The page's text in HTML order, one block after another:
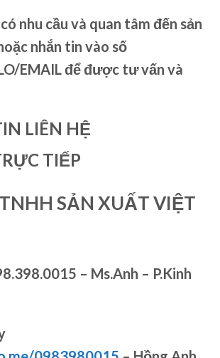
nhu cầu và quan tâm đến sản
nhắn tin vào số
EMAIL để được tư vấn và
LIÊN HỆ
TIẾP
SẢN XUẤT VIỆT
– Ms.Anh – P.Kinh